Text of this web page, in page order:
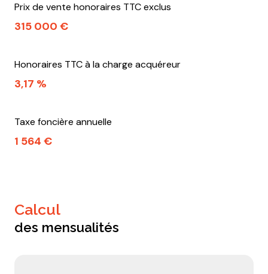
Prix de vente honoraires TTC exclus
315 000 €
Honoraires TTC à la charge acquéreur
3,17 %
Taxe foncière annuelle
1 564 €
calcul
des mensualités